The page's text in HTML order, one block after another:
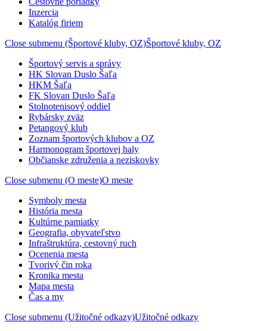
Inzercia
Katalóg firiem
Close submenu (Športové kluby, OZ)Športové kluby, OZ
Športový servis a správy
HK Slovan Duslo Šaľa
HKM Šaľa
FK Slovan Duslo Šaľa
Stolnotenisový oddiel
Rybársky zväz
Petangový klub
Zoznam športových klubov a OZ
Harmonogram športovej haly
Občianske združenia a neziskovky
Close submenu (O meste)O meste
Symboly mesta
História mesta
Kultúrne pamiatky
Geografia, obyvateľstvo
Infraštruktúra, cestovný ruch
Ocenenia mesta
Tvorivý čin roka
Kronika mesta
Mapa mesta
Čas a my
Close submenu (Užitočné odkazy)Užitočné odkazy